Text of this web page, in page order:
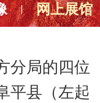
网上展馆
分局的四位
平县（左起